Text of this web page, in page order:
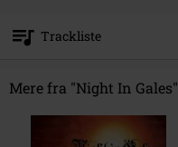
Band
Boulevard der EU 8
30539 Hannover
product.safety@spv.de
Trackliste
The Horrors Of Endlessness
Mere fra "Night In Gales"